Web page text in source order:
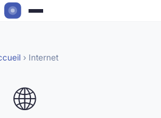
› Internet
🌐